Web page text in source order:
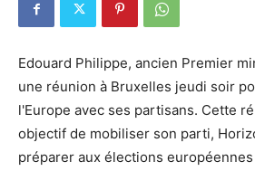
Edouard Philippe, ancien Premier
une réunion à Bruxelles jeudi soir
l'Europe avec ses partisans. Cette
objectif de mobiliser son parti,
préparer aux élections